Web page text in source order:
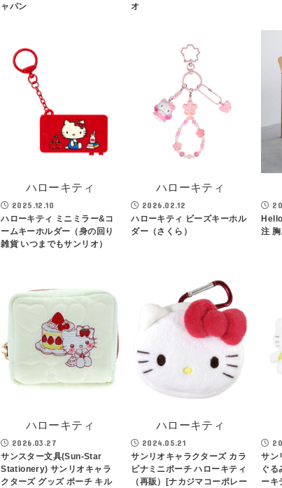
ャパン
オ
ハローキティ
2025.12.10
ハローキティ ミニミラー&コ
ームキーホルダー（身の回り
雑貨 いつまでもサンリオ）
ハローキティ
2026.02.12
ハローキティ ビーズキーホル
ダー（さくら）
注
ハローキティ
2026.03.27
サンスター文具(Sun-Star
Stationery) サンリオキャラ
クターズ グッズ ポーチ キル
ハローキティ
2024.05.21
サンリオキャラクターズ カラ
ビナミニポーチ ハローキティ
（再販）[ナカジマコーポレー
サン
ぐる
ーキ